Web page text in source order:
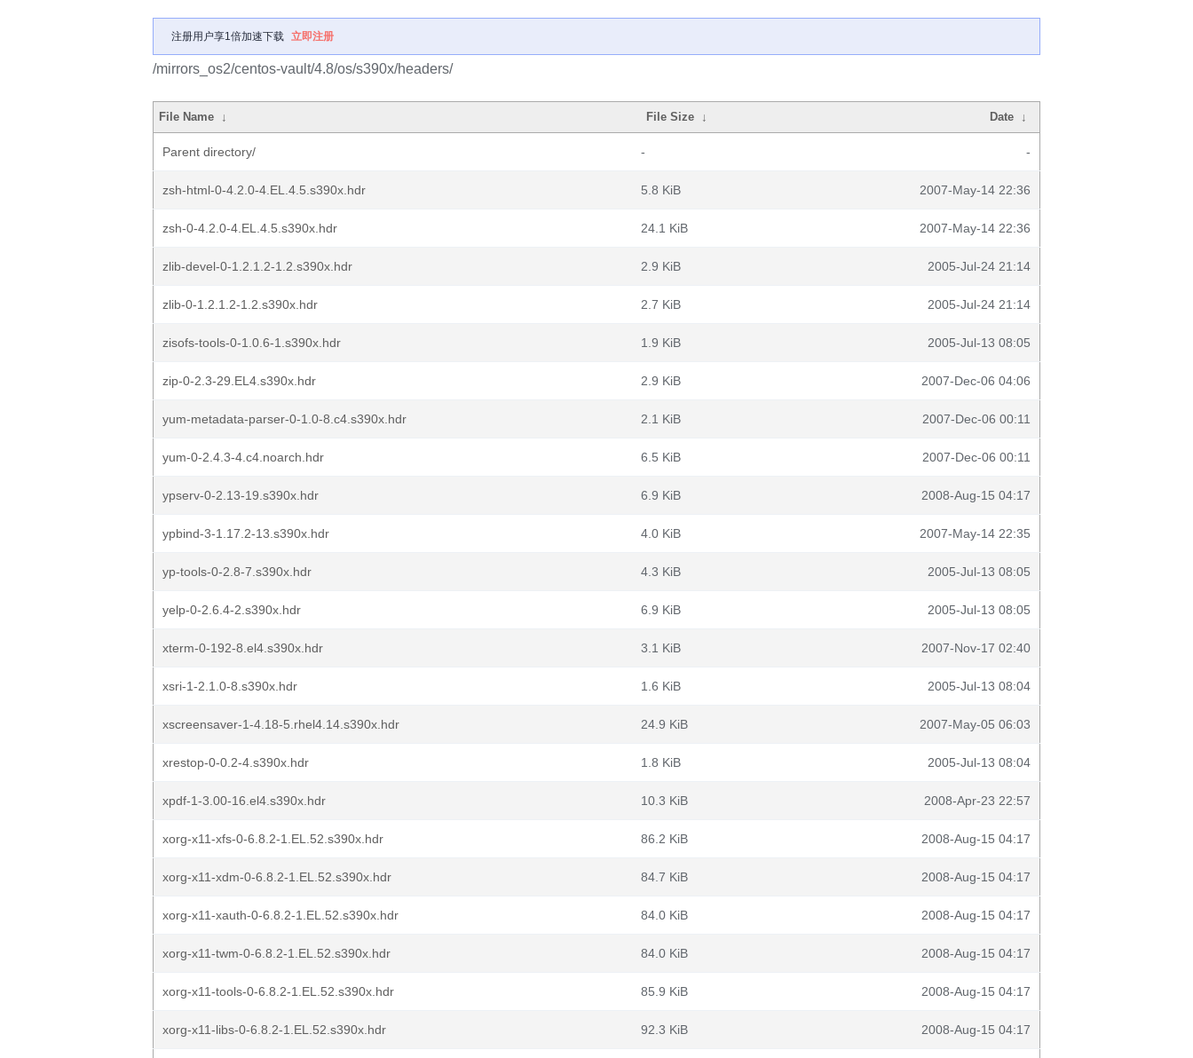
注册用户享1倍加速下载 立即注册
/mirrors_os2/centos-vault/4.8/os/s390x/headers/
File Name ↓ File Size ↓ Date ↓
Parent directory/ - -
zsh-html-0-4.2.0-4.EL.4.5.s390x.hdr 5.8 KiB 2007-May-14 22:36
zsh-0-4.2.0-4.EL.4.5.s390x.hdr 24.1 KiB 2007-May-14 22:36
zlib-devel-0-1.2.1.2-1.2.s390x.hdr 2.9 KiB 2005-Jul-24 21:14
zlib-0-1.2.1.2-1.2.s390x.hdr 2.7 KiB 2005-Jul-24 21:14
zisofs-tools-0-1.0.6-1.s390x.hdr 1.9 KiB 2005-Jul-13 08:05
zip-0-2.3-29.EL4.s390x.hdr 2.9 KiB 2007-Dec-06 04:06
yum-metadata-parser-0-1.0-8.c4.s390x.hdr 2.1 KiB 2007-Dec-06 00:11
yum-0-2.4.3-4.c4.noarch.hdr 6.5 KiB 2007-Dec-06 00:11
ypserv-0-2.13-19.s390x.hdr 6.9 KiB 2008-Aug-15 04:17
ypbind-3-1.17.2-13.s390x.hdr 4.0 KiB 2007-May-14 22:35
yp-tools-0-2.8-7.s390x.hdr 4.3 KiB 2005-Jul-13 08:05
yelp-0-2.6.4-2.s390x.hdr 6.9 KiB 2005-Jul-13 08:05
xterm-0-192-8.el4.s390x.hdr 3.1 KiB 2007-Nov-17 02:40
xsri-1-2.1.0-8.s390x.hdr 1.6 KiB 2005-Jul-13 08:04
xscreensaver-1-4.18-5.rhel4.14.s390x.hdr 24.9 KiB 2007-May-05 06:03
xrestop-0-0.2-4.s390x.hdr 1.8 KiB 2005-Jul-13 08:04
xpdf-1-3.00-16.el4.s390x.hdr 10.3 KiB 2008-Apr-23 22:57
xorg-x11-xfs-0-6.8.2-1.EL.52.s390x.hdr 86.2 KiB 2008-Aug-15 04:17
xorg-x11-xdm-0-6.8.2-1.EL.52.s390x.hdr 84.7 KiB 2008-Aug-15 04:17
xorg-x11-xauth-0-6.8.2-1.EL.52.s390x.hdr 84.0 KiB 2008-Aug-15 04:17
xorg-x11-twm-0-6.8.2-1.EL.52.s390x.hdr 84.0 KiB 2008-Aug-15 04:17
xorg-x11-tools-0-6.8.2-1.EL.52.s390x.hdr 85.9 KiB 2008-Aug-15 04:17
xorg-x11-libs-0-6.8.2-1.EL.52.s390x.hdr 92.3 KiB 2008-Aug-15 04:17